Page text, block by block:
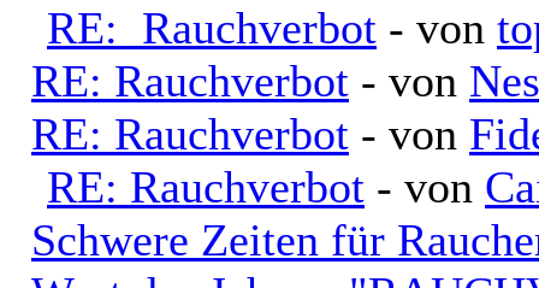
RE: Rauchverbot - von
RE: Rauchverbot - von
RE: Rauchverbot - von
RE: Rauchverbot - von
Schwere Zeiten für